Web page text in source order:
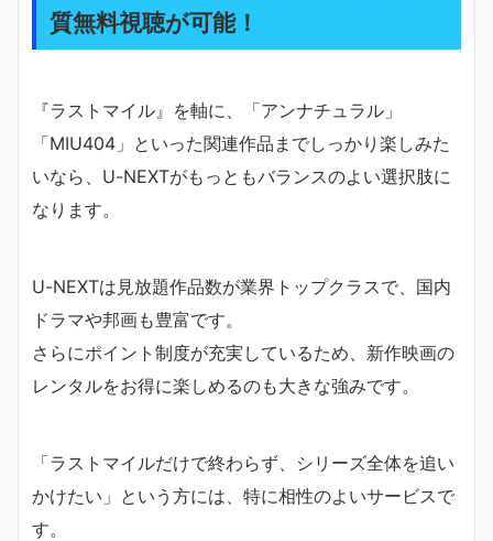
質無料視聴が可能！
『ラストマイル』を軸に、「アンナチュラル」
「MIU404」といった関連作品までしっかり楽しみた
いなら、U-NEXTがもっともバランスのよい選択肢に
なります。
U-NEXTは見放題作品数が業界トップクラスで、国内
ドラマや邦画も豊富です。
さらにポイント制度が充実しているため、新作映画の
レンタルをお得に楽しめるのも大きな強みです。
「ラストマイルだけで終わらず、シリーズ全体を追い
かけたい」という方には、特に相性のよいサービスで
す。